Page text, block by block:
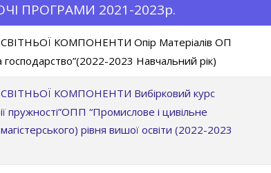
ПРОГРАМИ 2021-2023р.
КОМПОНЕНТИ Опір Матеріалів ОП
господарство”(2022-2023 Навчальний рік)
КОМПОНЕНТИ Вибірковий курс
пружності”ОПП “Промислове і цивільне
рівня вишої освіти (2022-2023